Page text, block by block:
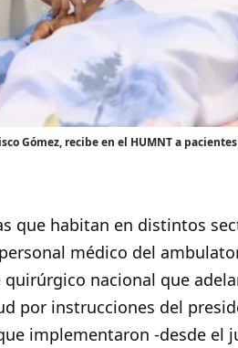
Gómez, recibe en el HUMNT a
que habitan en distintos
médico del
nacional que
por instrucciones del
implementaron -desde el